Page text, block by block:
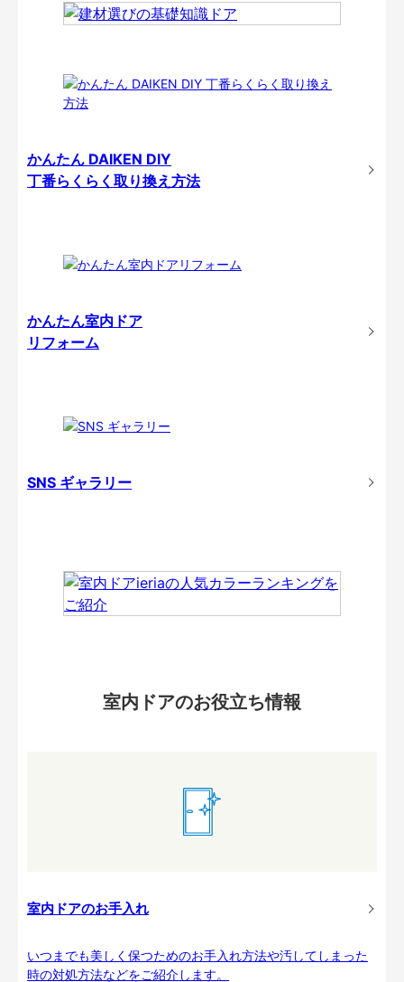
かんたん DAIKEN DIY
丁番らくらく取り換え方法
かんたん室内ドア
リフォーム
SNS ギャラリー
室内ドアのお役立ち情報
室内ドアのお手入れ
いつまでも美しく保つためのお手入れ方法や汚してしまった
時の対処方法などをご紹介します。